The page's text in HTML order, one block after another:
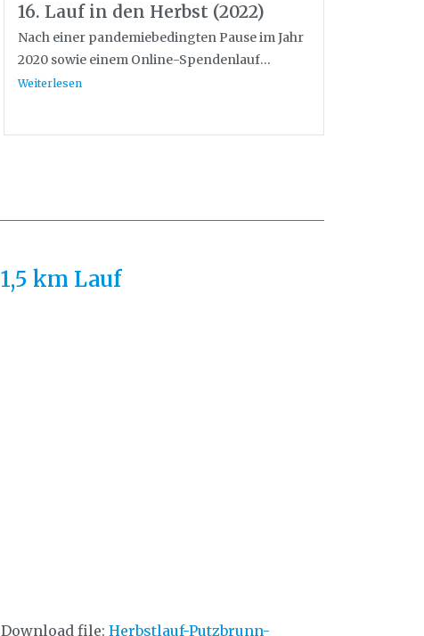
16. Lauf in den Herbst (2022)
Nach einer pandemiebedingten Pause im Jahr
2020 sowie einem Online-Spendenlauf...
Weiterlesen
1,5 km Lauf
Download file: Herbstlauf-Putzbrunn-